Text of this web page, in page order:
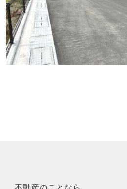
不動産のことなら